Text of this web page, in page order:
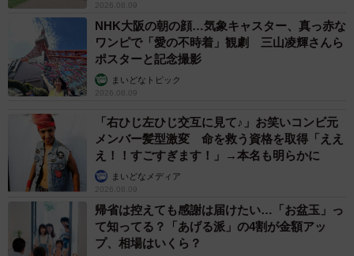
気だった気がします…
ー作品で描かれたエピソードの後に、ご自身でも1時間無料
ガチャを試してみたことはありますか。
その後、地元の子ども達全体に噂が広まっていたので、私
含め一時期みんな試していたような気がします。駄菓子屋
の前にゲーム機も置いてあったんですが、それで友人が遊
んでいる間に、他の子たちが横のガチャガチャで試してる
みたいなパターンが多かった気がします。
でも、実際1時間続けられる子はほとんどいなくて、だいた
2026.08.09
NHK大阪の朝の顔…気象キャスター、真っ赤な
ワンピで「愛の不時着」観劇 三山凌輝さんら
ポスターと記念撮影
まいどなトピック
2026.08.09
「右ひじ左ひじ交互に見て♪」お笑いコンビ元
メンバー髪型激変 命を救う資格を取得「ええ
え！！すごすぎます！」→本名も明らかに
まいどなメディア
2026.08.09
帰省は控えても感謝は届けたい…「お盆玉」っ
て知ってる？「あげる派」の4割が金額アッ
プ、相場はいくら？